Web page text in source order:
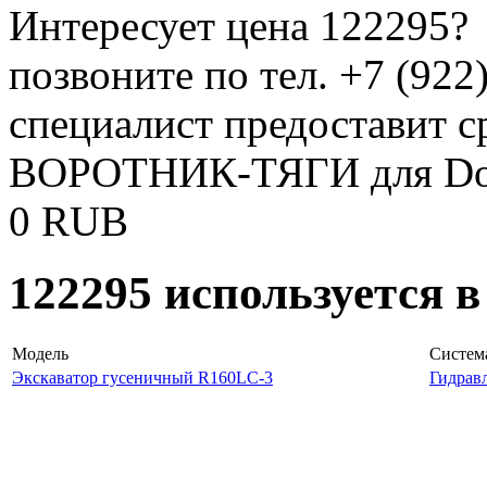
Интересует цена 122295?
позвоните по тел. +7
специалист предоставит
ВОРОТНИК-ТЯГИ для
0 RUB
122295
Модель
Экскаватор гусеничный R160LC-3